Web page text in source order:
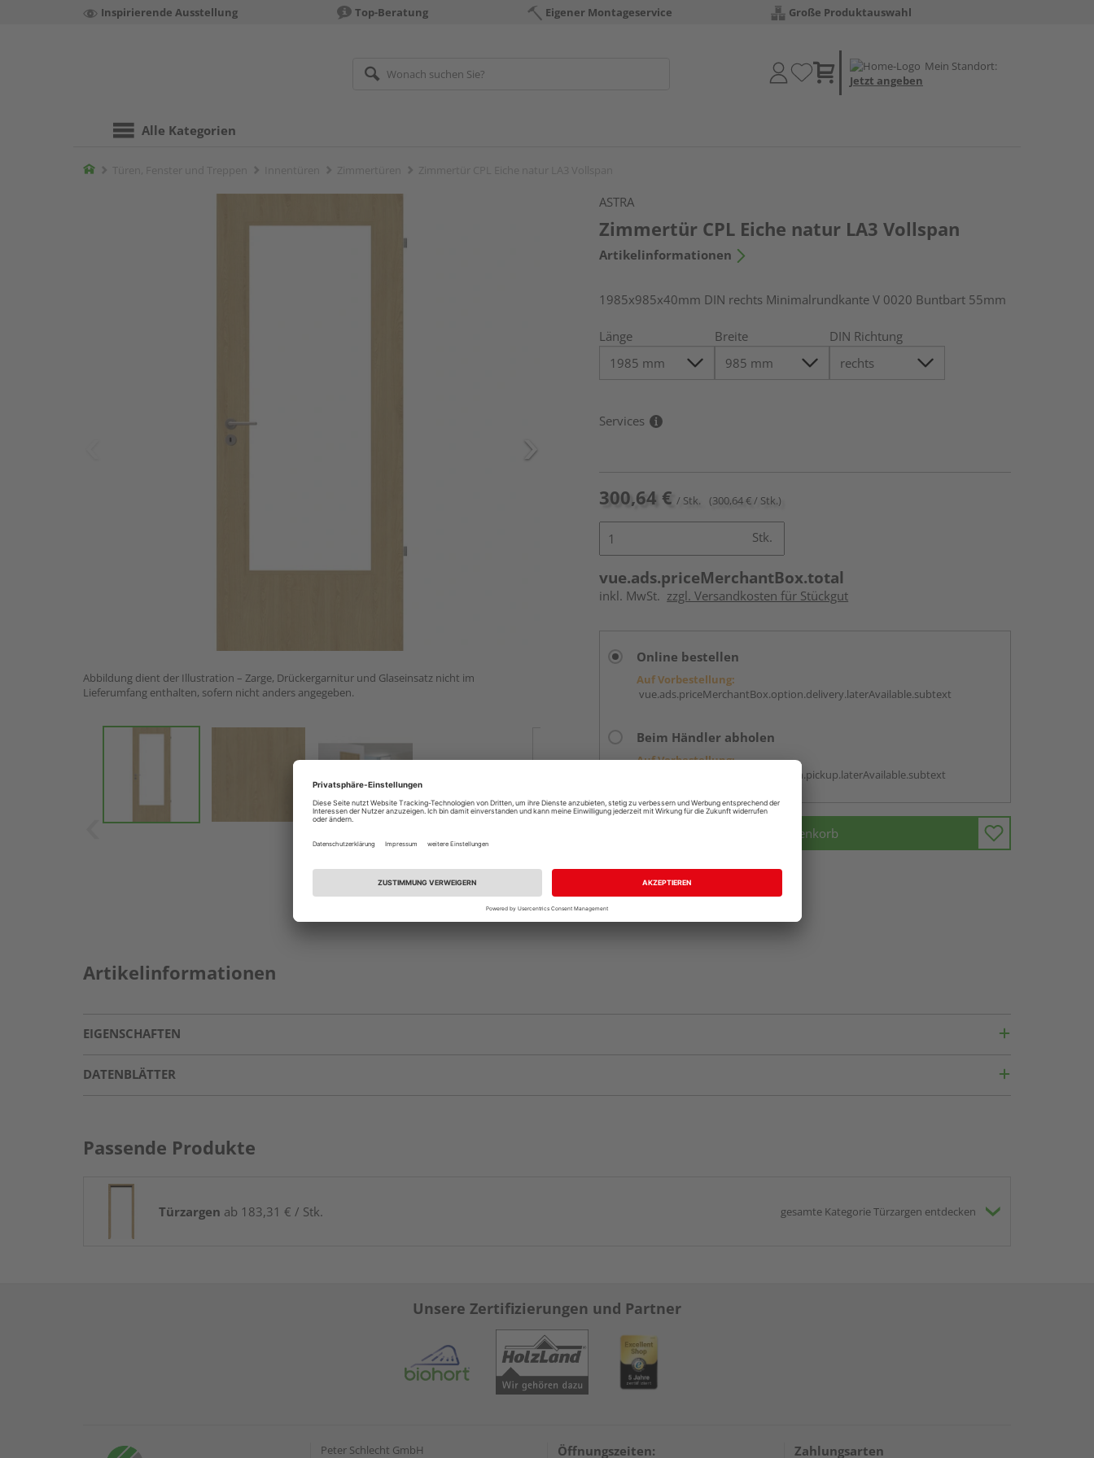
Inspirierende Ausstellung Top-Beratung Eigener Montageservice Große Produktauswahl
Mein Standort:
Jetzt angeben
Alle Kategorien
Home
Abbildung dient der Illustration – Zarge, Drückergarnitur und Glaseinsatz nicht im
Lieferumfang enthalten, sofern nicht anders angegeben.
ASTRA
Zimmertür CPL Eiche natur LA3 Vollspan
Artikelinformationen
1985x985x40mm DIN rechts Minimalrundkante V 0020 Buntbart 55mm
Länge Breite DIN Richtung
Services
300,64 € / Stk. (300,64 € / Stk.)
Stk.
vue.ads.priceMerchantBox.total
inkl. MwSt. zzgl. Versandkosten für Stückgut
Online bestellen
Auf Vorbestellung:
vue.ads.priceMerchantBox.option.delivery.laterAvailable.subtext
Beim Händler abholen
Auf Vorbestellung:
vue.ads.priceMerchantBox.option.pickup.laterAvailable.subtext
In den Warenkorb
Komplettangebot anfragen
Artikelinformationen
EIGENSCHAFTEN
DATENBLÄTTER
Passende Produkte
Türzargen ab 183,31 € / Stk. gesamte Kategorie Türzargen entdecken
Unsere Zertifizierungen und Partner
Peter Schlecht GmbH
Öffnungszeiten: Zahlungsarten